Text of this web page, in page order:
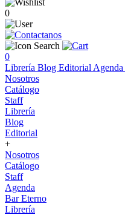
0
0
Librería Blog Editorial Agenda
Nosotros
Catálogo
Staff
Librería
Blog
Editorial
+
Nosotros
Catálogo
Staff
Agenda
Bar Eterno
Librería